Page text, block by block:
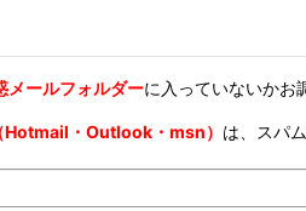
メールフォルダーに入っていないかお
Hotmail・Outlook・msn） は、スパ